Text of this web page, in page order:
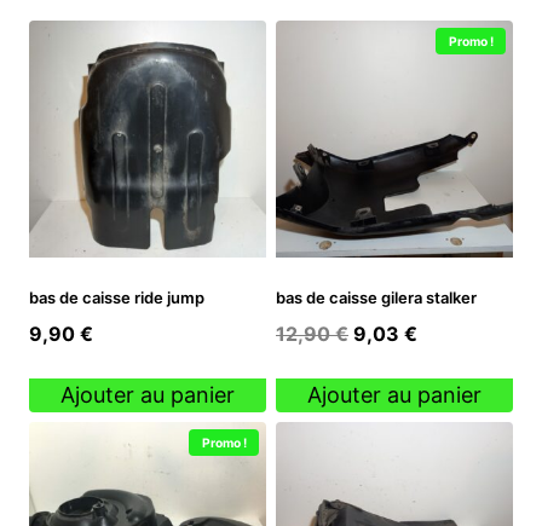
bas de caisse ride jump
9,90 €
Ajouter au panier
Promo !
bas de caisse gilera stalker
12,90€ Le
initial
9,03 €
actuel
Ajouter au panier
Promo !